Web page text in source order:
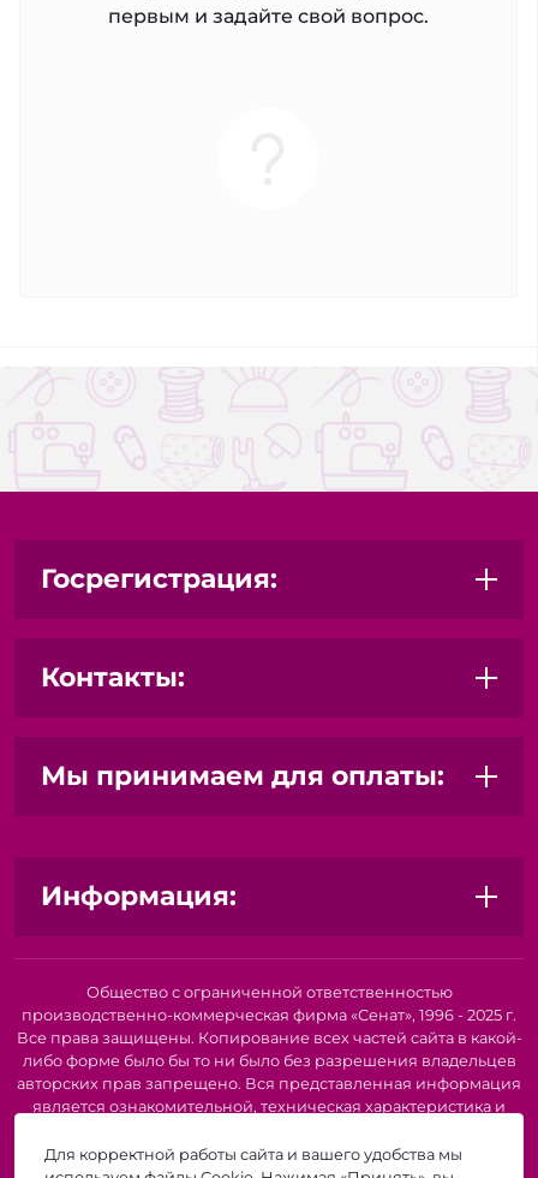
первым и задайте свой вопрос.
Госрегистрация:
Контакты:
Мы принимаем для оплаты:
Информация:
Общество с ограниченной ответственностью
производственно-коммерческая фирма «Сенат», 1996 - 2025 г.
Все права защищены. Копирование всех частей сайта в какой-
либо форме было бы то ни было без разрешения владельцев
авторских прав запрещено. Вся представленная информация
является ознакомительной, техническая характеристика и
информации о наличии и стоимости указанных товаров и
Для корректной работы сайта и вашего удобства мы